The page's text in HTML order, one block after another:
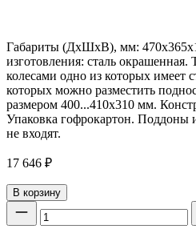
Габариты (ДхШхВ), мм:
изготовления: сталь окрашенная.
колесами одно из которых имеет
которых можно разместить
размером 400...410х310 мм.
Упаковка гофрокартон. Поддоны
не входят.
17 646 ₽
В корзину